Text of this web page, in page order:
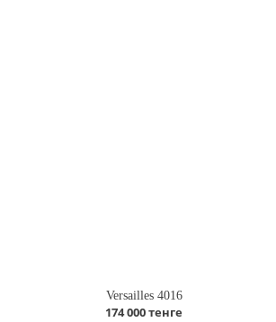
Versailles 4016
174 000 тенге